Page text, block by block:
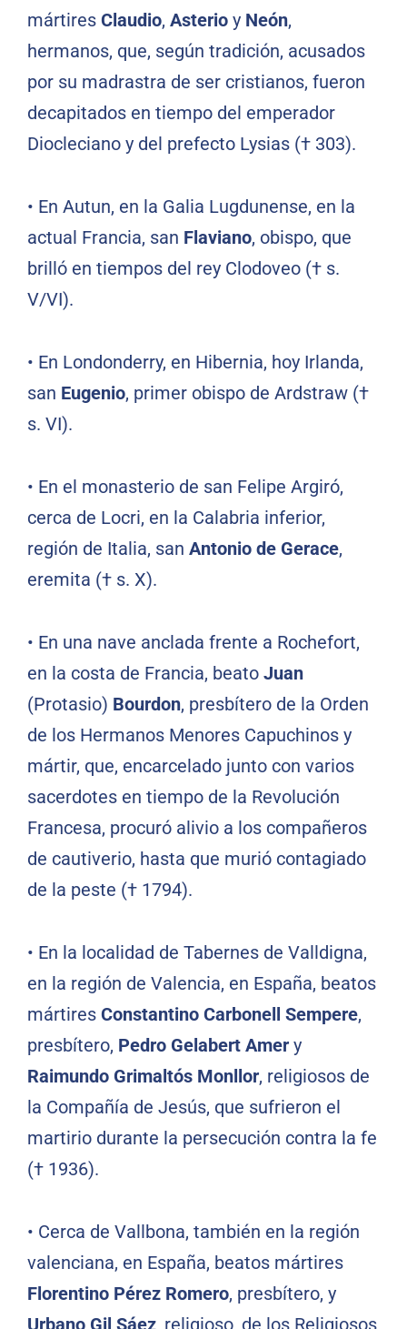
mártires Claudio, Asterio y Neón,
hermanos, que, según tradición, acusados
por su madrastra de ser cristianos, fueron
decapitados en tiempo del emperador
Diocleciano y del prefecto Lysias († 303).
• En Autun, en la Galia Lugdunense, en la
actual Francia, san Flaviano, obispo, que
brilló en tiempos del rey Clodoveo († s.
V/VI).
• En Londonderry, en Hibernia, hoy Irlanda,
san Eugenio, primer obispo de Ardstraw (†
s. VI).
• En el monasterio de san Felipe Argiró,
cerca de Locri, en la Calabria inferior,
región de Italia, san Antonio de Gerace,
eremita († s. X).
• En una nave anclada frente a Rochefort,
en la costa de Francia, beato Juan
(Protasio) Bourdon, presbítero de la Orden
de los Hermanos Menores Capuchinos y
mártir, que, encarcelado junto con varios
sacerdotes en tiempo de la Revolución
Francesa, procuró alivio a los compañeros
de cautiverio, hasta que murió contagiado
de la peste († 1794).
• En la localidad de Tabernes de Valldigna,
en la región de Valencia, en España, beatos
mártires Constantino Carbonell Sempere,
presbítero, Pedro Gelabert Amer y
Raimundo Grimaltós Monllor, religiosos de
la Compañía de Jesús, que sufrieron el
martirio durante la persecución contra la fe
(† 1936).
• Cerca de Vallbona, también en la región
valenciana, en España, beatos mártires
Florentino Pérez Romero, presbítero, y
Urbano Gil Sáez , religioso, de los Religiosos